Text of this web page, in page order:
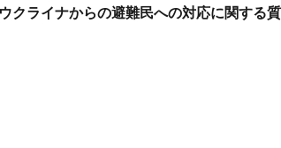
ウクライナからの避難民への対応に関する